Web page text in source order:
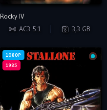
WEB-DL
Rocky IV
AC3 5.1
3,3 GB
1080P
1985